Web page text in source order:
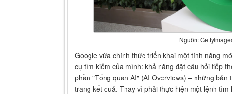
Nguồn:
Google vừa chính thức triển khai một tính năng
cụ tìm kiếm của mình: khả năng đặt câu hỏi tiếp
phần "Tổng quan AI" (AI Overviews) – những bản
trang kết quả. Thay vì phải thực hiện một lệnh